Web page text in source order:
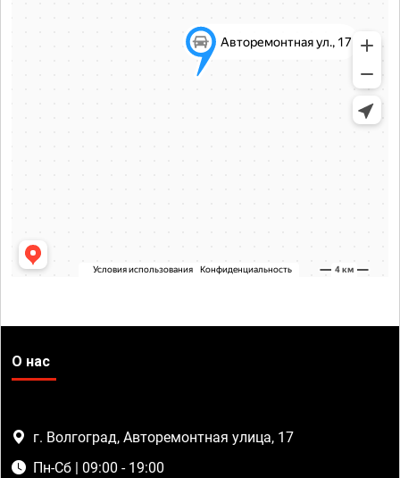
О нас
г. Волгоград, Авторемонтная улица, 17
Пн-Сб | 09:00 - 19:00